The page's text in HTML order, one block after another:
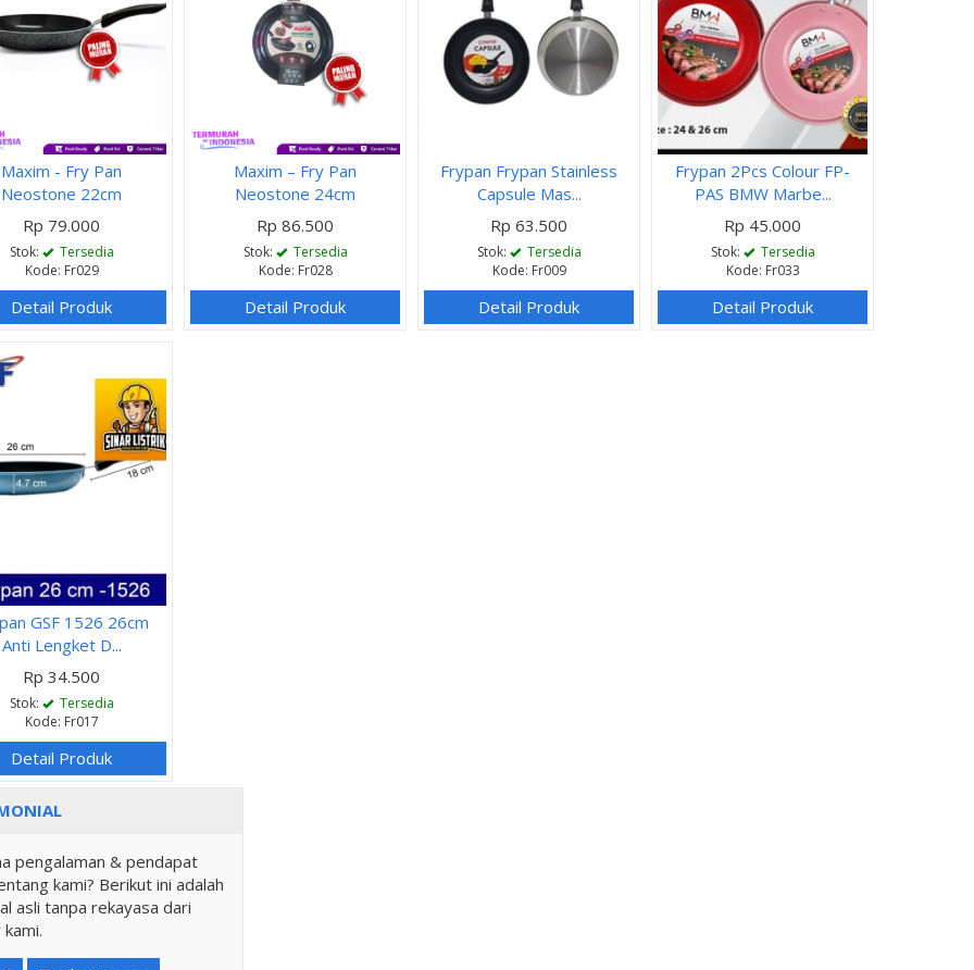
Maxim - Fry Pan
Neostone 22cm
Rp 79.000
Stok:
Tersedia
Kode: Fr029
Detail Produk
Maxim – Fry Pan
Neostone 24cm
Rp 86.500
Stok:
Tersedia
Kode: Fr028
Detail Produk
Frypan Frypan Stainless
Capsule Mas...
Rp 63.500
Stok:
Tersedia
Kode: Fr009
Detail Produk
Frypan 2Pcs Colour FP-
PAS BMW Marbe...
Rp 45.000
Stok:
Tersedia
Kode: Fr033
Detail Produk
GSF 1526 26cm
Anti Lengket D...
Rp 34.500
Stok:
Tersedia
Kode: Fr017
Detail Produk
pengalaman & pendapat
kami? Berikut ini adalah
asli tanpa rekayasa dari